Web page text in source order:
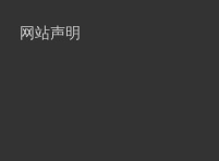
网站声明